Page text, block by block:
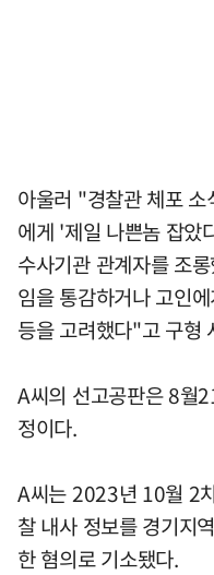
아울러 "경찰관 체포
에게 '제일 나쁜놈 잡았
수사기관 관계자를 조
임을 통감하거나 고인
등을 고려했다"고 구형
A씨의 선고공판은 8월
정이다.
A씨는 2023년 10월 2
찰 내사 정보를 경기지
한 혐의로 기소됐다.